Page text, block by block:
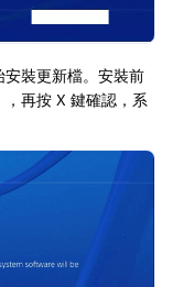
裝更新檔。安裝前
再按 X 鍵確認，系